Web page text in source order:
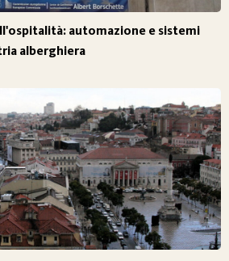
automazione e sistemi
alberghiera